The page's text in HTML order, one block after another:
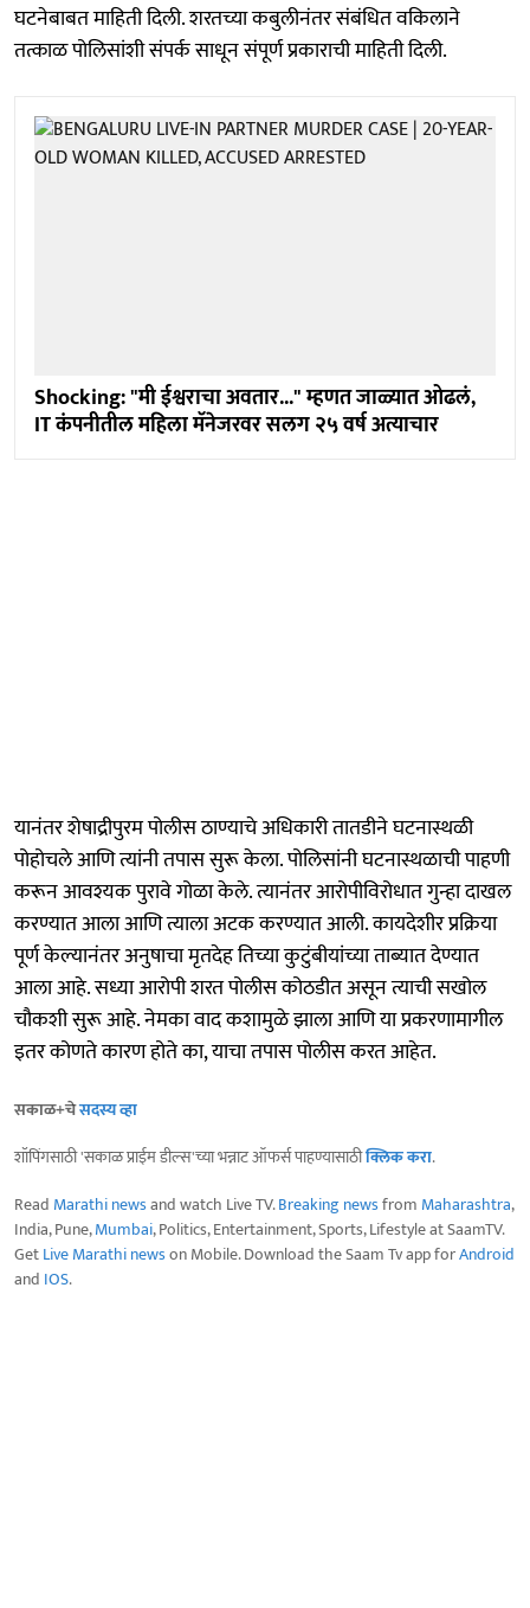
घटनेबाबत माहिती दिली. शरतच्या कबुलीनंतर संबंधित वकिलाने
तत्काळ पोलिसांशी संपर्क साधून संपूर्ण प्रकाराची माहिती दिली.
Shocking: "मी ईश्वराचा अवतार..." म्हणत जाळ्यात ओढलं,
IT कंपनीतील महिला मॅनेजरवर सलग २५ वर्ष अत्याचार
यानंतर शेषाद्रीपुरम पोलीस ठाण्याचे अधिकारी तातडीने घटनास्थळी
पोहोचले आणि त्यांनी तपास सुरू केला. पोलिसांनी घटनास्थळाची पाहणी
करून आवश्यक पुरावे गोळा केले. त्यानंतर आरोपीविरोधात गुन्हा दाखल
करण्यात आला आणि त्याला अटक करण्यात आली. कायदेशीर प्रक्रिया
पूर्ण केल्यानंतर अनुषाचा मृतदेह तिच्या कुटुंबीयांच्या ताब्यात देण्यात
आला आहे. सध्या आरोपी शरत पोलीस कोठडीत असून त्याची सखोल
चौकशी सुरू आहे. नेमका वाद कशामुळे झाला आणि या प्रकरणामागील
इतर कोणते कारण होते का, याचा तपास पोलीस करत आहेत.
सकाळ+चेसदस्य व्हा
शॉपिंगसाठी 'सकाळ प्राईम डील्स'च्या भन्नाट ऑफर्स पाहण्यासाठीक्लिक करा.
Read Marathi newsand watch Live TV.Breaking newsfrom Maharashtra,
India, Pune,Mumbai, Politics, Entertainment, Sports, Lifestyle at SaamTV.
GetLive Marathi newson Mobile. Download the Saam Tv app forAndroid
and IOS.